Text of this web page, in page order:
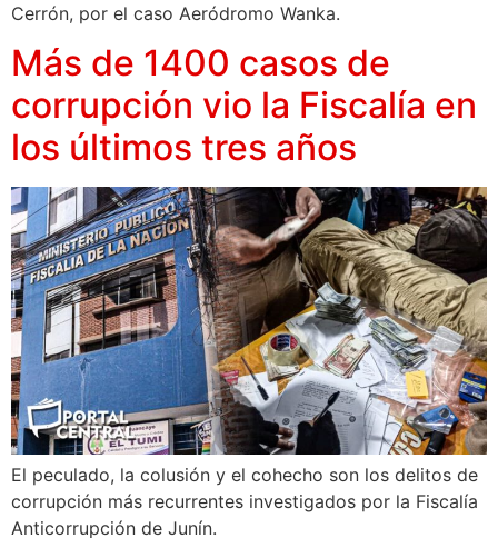
Cerrón, por el caso Aeródromo Wanka.
Más de 1400 casos de
corrupción vio la Fiscalía en
los últimos tres años
El peculado, la colusión y el cohecho son los delitos de
corrupción más recurrentes investigados por la Fiscalía
Anticorrupción de Junín.